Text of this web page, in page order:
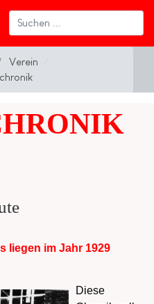
Verein
liegen im Jahr 1929
Diese